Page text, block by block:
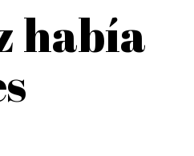
había